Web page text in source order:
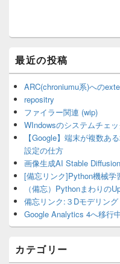
最近の投稿
ARC(chroniumu系)への
repositry
ファイラー関連 (wip)
WIndowsのシステムチェ
【Google】端末が複数あ
設定の仕方
画像生成AI Stable
[備忘リンク]Python機械学
（備忘）Pythonまわりの
備忘リンク:３Dモデリング
Google Analytics 4へ移行
カテゴリー